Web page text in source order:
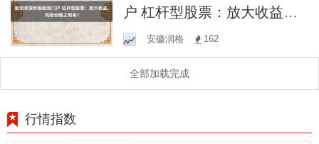
户 杠杆型股票：放大收益，
风险也随之而来？
安徽润格 162
全部加载完成
行情指数